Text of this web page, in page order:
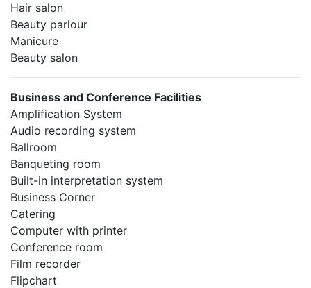
Hair salon
Beauty parlour
Manicure
Beauty salon
Business and Conference Facilities
Amplification System
Audio recording system
Ballroom
Banqueting room
Built-in interpretation system
Business Corner
Catering
Computer with printer
Conference room
Film recorder
Flipchart